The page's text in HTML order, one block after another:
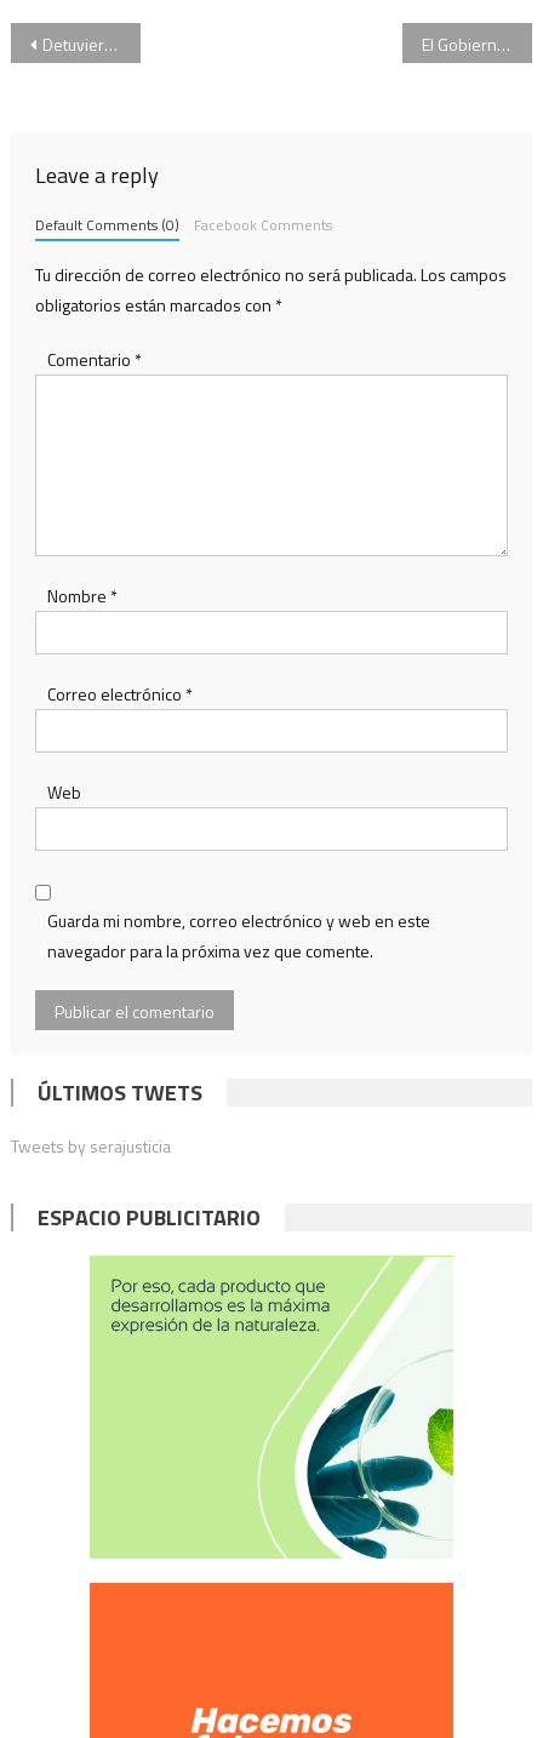
Navegación
Detuvieron a Marcelo D’Alessio, el abogado acusado de pedir coimas El Gobierno busca ampliar la base de datos de ADN para delincuentes peligrosos
Leave a reply
Default Comments (0) Facebook Comments
Tu dirección de correo electrónico no será publicada.Los campos
obligatorios están marcados con *
Comentario *
Nombre *
Correo electrónico *
Web
Guarda mi nombre, correo electrónico y web en este
navegador para la próxima vez que comente.
ÚLTIMOS TWETS
Tweets by serajusticia
ESPACIO PUBLICITARIO